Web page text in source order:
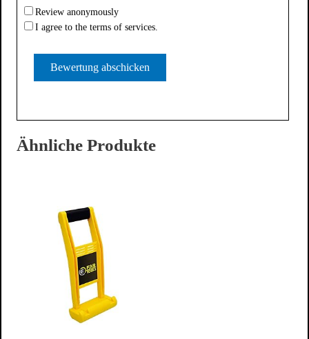
Review anonymously
I agree to the terms of services.
Ähnliche Produkte